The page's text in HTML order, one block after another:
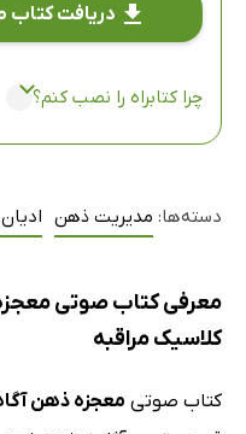
دریافت کتاب
چرا کتابراه را نصب کنم؟
دسته‌ها: مدیریت ذهن
معرفی کتاب صوتی
کلاسیک مراقبه
کتاب صوتی معجزه ذهن